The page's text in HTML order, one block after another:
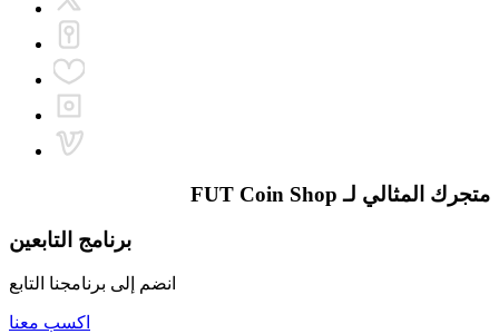
متجرك المثالي لـ FUT Coin Shop
برنامج التابعين
انضم إلى برنامجنا التابع
اكسب معنا